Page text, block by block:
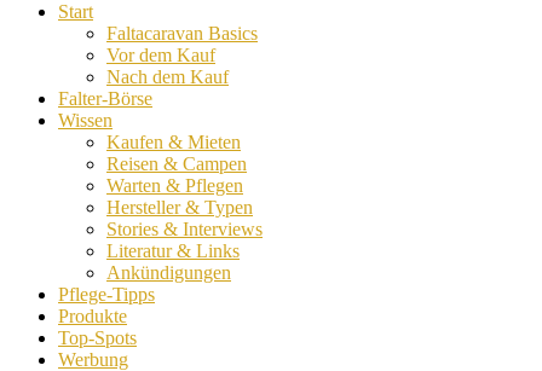
Start
Faltacaravan Basics
Vor dem Kauf
Nach dem Kauf
Falter-Börse
Wissen
Kaufen & Mieten
Reisen & Campen
Warten & Pflegen
Hersteller & Typen
Stories & Interviews
Literatur & Links
Ankündigungen
Pflege-Tipps
Produkte
Top-Spots
Werbung